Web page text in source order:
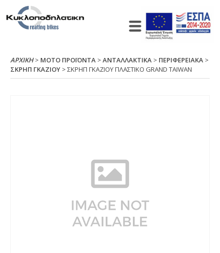
ΑΡΧΙΚΉ> ΜΟΤΟ ΠΡΟΪΟΝΤΑ >ΑΝΤΑΛΛΑΚΤΙΚΑ > ΠΕΡΙΦΕΡΕΙΑΚΑ >
ΣΚΡΗΠ ΓΚΑΖΙΟΥ > ΣΚΡΗΠ ΓΚΑΖΙΟΥ ΠΛΑΣΤΙΚΟ GRΑΝD ΤΑΙWΑΝ